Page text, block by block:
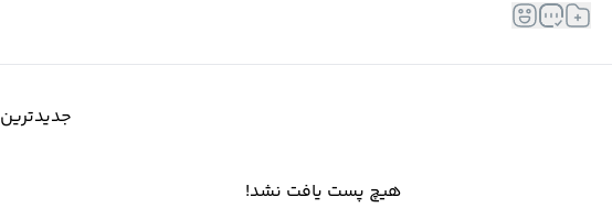
هیچ پست یافت نشد!